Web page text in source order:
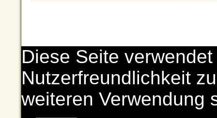
Diese Seite
Nutzerfreundlichkeit
weiteren Verwendung